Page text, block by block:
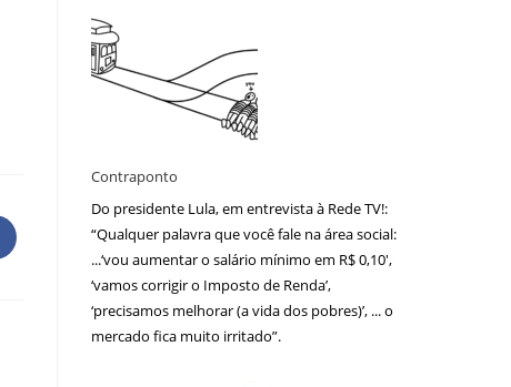
Contraponto
Do presidente Lula, em entrevista à Rede TV!:
“Qualquer palavra que você fale na área social:
...‘vou aumentar o salário mínimo em R$ 0,10′,
‘vamos corrigir o Imposto de Renda’,
‘precisamos melhorar (a vida dos pobres)’, ... o
mercado fica muito irritado”.